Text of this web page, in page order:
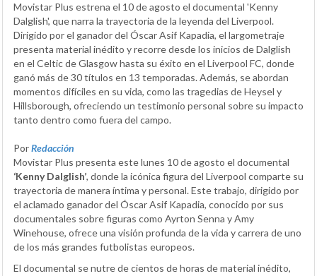
Movistar Plus estrena el 10 de agosto el documental 'Kenny
Dalglish', que narra la trayectoria de la leyenda del Liverpool.
Dirigido por el ganador del Óscar Asif Kapadia, el largometraje
presenta material inédito y recorre desde los inicios de Dalglish
en el Celtic de Glasgow hasta su éxito en el Liverpool FC, donde
ganó más de 30 títulos en 13 temporadas. Además, se abordan
momentos difíciles en su vida, como las tragedias de Heysel y
Hillsborough, ofreciendo un testimonio personal sobre su impacto
tanto dentro como fuera del campo.
PorRedacción
Movistar Plus presenta este lunes 10 de agosto el documental
‘Kenny Dalglish’, donde la icónica figura del Liverpool comparte su
trayectoria de manera íntima y personal. Este trabajo, dirigido por
el aclamado ganador del Óscar Asif Kapadia, conocido por sus
documentales sobre figuras como Ayrton Senna y Amy
Winehouse, ofrece una visión profunda de la vida y carrera de uno
de los más grandes futbolistas europeos.
El documental se nutre de cientos de horas de material inédito,